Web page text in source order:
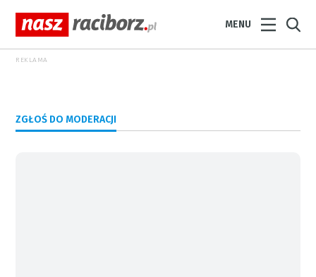
MENU
REKLAMA
ZGŁOŚ DO MODERACJI